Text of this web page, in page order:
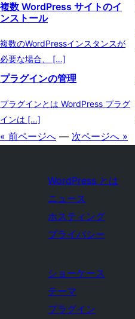
複数 WordPress サイトのイ
ンストール
複数のWordPressインスタンスが
必要な場合、 […]
プラグインの管理
プラグインとは WordPress プラグ
インは […]
« 前ページへ — 次ページへ »
WordPress とは
ニュース
ホスティング
プライバシー
ショーケース
テーマ
プラグイン